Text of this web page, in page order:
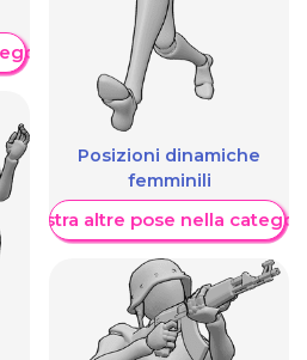
Posizioni dinamiche
femminili
Mostra altre pose nella